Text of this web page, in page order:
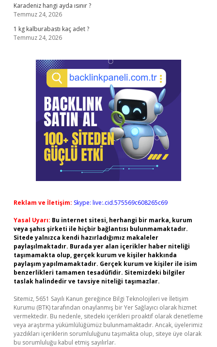
Karadeniz hangi ayda ısınır ?
Temmuz 24, 2026
1 kg kalburabastı kaç adet ?
Temmuz 24, 2026
Reklam ve İletişim: Skype: live:.cid.575569c608265c69
Yasal Uyarı: Bu internet sitesi, herhangi bir marka, kurum
veya şahıs şirketi ile hiçbir bağlantısı bulunmamaktadır.
Sitede yalnızca kendi hazırladığımız makaleler
paylaşılmaktadır. Burada yer alan içerikler haber niteliği
taşımamakta olup, gerçek kurum ve kişiler hakkında
paylaşım yapılmamaktadır. Gerçek kurum ve kişiler ile isim
benzerlikleri tamamen tesadüfidir. Sitemizdeki bilgiler
taslak halindedir ve tavsiye niteliği taşımazlar.
Sitemiz, 5651 Sayılı Kanun gereğince Bilgi Teknolojileri ve İletişim
Kurumu (BTK) tarafından onaylanmış bir Yer Sağlayıcı olarak hizmet
vermektedir. Bu nedenle, sitedeki içerikleri proaktif olarak denetleme
veya araştırma yükümlülüğümüz bulunmamaktadır. Ancak, üyelerimiz
yazdıkları içeriklerin sorumluluğunu taşımakta olup, siteye üye olarak
bu sorumluluğu kabul etmiş sayılırlar.